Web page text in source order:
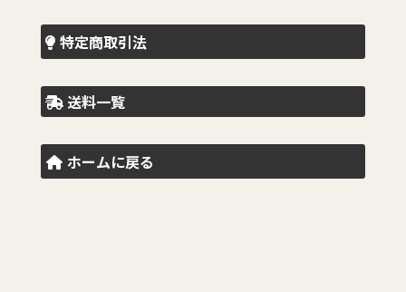
特定商取引法
送料一覧
ホームに戻る